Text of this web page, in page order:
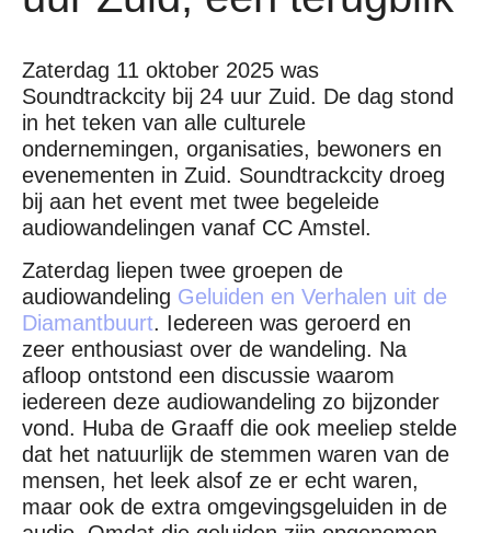
Zaterdag 11 oktober 2025 was
Soundtrackcity bij 24 uur Zuid. De dag stond
in het teken van alle culturele
ondernemingen, organisaties, bewoners en
evenementen in Zuid. Soundtrackcity droeg
bij aan het event met twee begeleide
audiowandelingen vanaf CC Amstel.
Zaterdag liepen twee groepen de
audiowandeling Geluiden en Verhalen uit de
Diamantbuurt. Iedereen was geroerd en
zeer enthousiast over de wandeling. Na
afloop ontstond een discussie waarom
iedereen deze audiowandeling zo bijzonder
vond. Huba de Graaff die ook meeliep stelde
dat het natuurlijk de stemmen waren van de
mensen, het leek alsof ze er echt waren,
maar ook de extra omgevingsgeluiden in de